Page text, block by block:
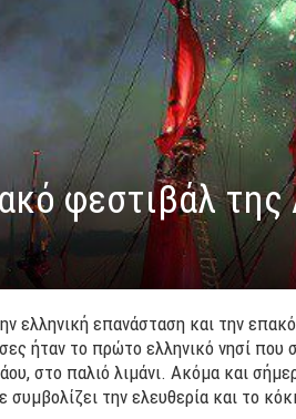
φεστιβάλ
ελληνική επανάσταση και την
ήταν το πρώτο ελληνικό νησί
στο παλιό λιμάνι. Ακόμα και
την ελευθερία και το